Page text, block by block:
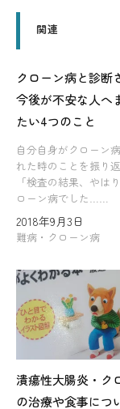
関連
クローン病と診断
今後が不安な人へ
たい4つのこと
自分自身がクローン
れた時のことを振り返
「検査の結果、やは
ローン病でした……
2018年9月3日
難病・クローン病
潰瘍性大腸炎・ク
の治療や食事につ